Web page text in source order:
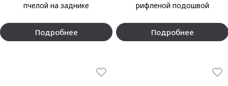
пчелой на заднике
Подробнее
рифленой подошвой
Подробнее